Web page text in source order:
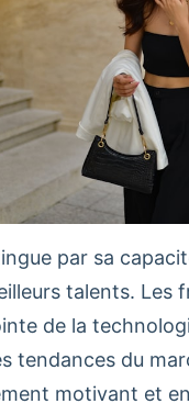
par sa
talents. Les
de la
tendances du
motivant et